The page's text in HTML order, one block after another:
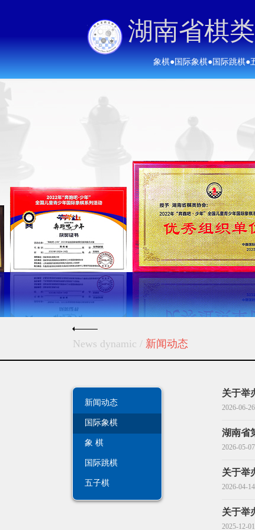
News dynamic / 新闻动态
关于举
2026-06-26
湖南省
2026-05-07
关于举
2026-04-14
关于举
2025-12-01
新闻动态
国际象棋
象 棋
国际跳棋
五子棋
象棋●国际象棋●国际跳棋●
湖南省棋